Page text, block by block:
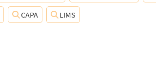
CAPA LIMS